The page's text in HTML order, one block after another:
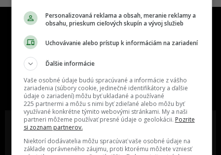
slovenskom internete, next time
najzabávnejšie miesto na svete
Oslov reklamou viac ako milión
Vieš o niečom zaujímavom alebo
Personalizovaná reklama a obsah, meranie reklamy a
obsahu, prieskum cieľových skupín a vývoj služieb
Uchovávanie alebo prístup k informáciám na zariadení
Ďalšie informácie
Vaše osobné údaje budú spracúvané a informácie z vášho
zariadenia (súbory cookie, jedinečné identifikátory a ďalšie
údaje o zariadení) môžu byť ukladané a používané
225 partnermi a môžu s nimi byť zdieľané alebo môžu byť
využívané konkrétne týmito webovými stránkami. My a naši
partneri môžeme používať presné údaje o geolokácii. Pozrite
si zoznam partnerov.
Niektorí dodávatelia môžu spracúvať vaše osobné údaje na
základe oprávneného záujmu, proti ktorému môžete vzniesť